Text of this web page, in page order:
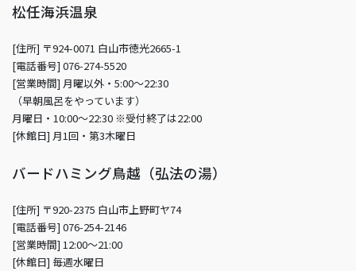
松任海浜温泉
[住所] 〒924-0071 白山市徳光2665-1
[電話番号] 076-274-5520
[営業時間] 月曜以外・5:00～22:30
（早朝風呂をやっています）
月曜日・10:00～22:30 ※受付終了は22:00
[休館日] 月1回・第3木曜日
バードハミング鳥越（弘法の湯）
[住所] 〒920-2375 白山市上野町ヤ74
[電話番号] 076-254-2146
[営業時間] 12:00～21:00
[休館日] 毎週水曜日